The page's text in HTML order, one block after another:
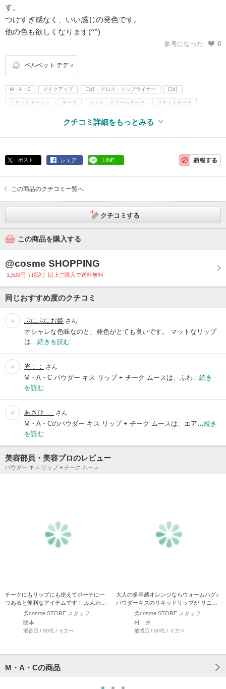
す。
つけすぎ感なく、いい感じの発色です。
他の色も欲しくなります(^^)
参考になった 0
ベルベット テディ
M・A・C メイクアップ 口紅・グロス・リップライナー 口紅
リキッドルージュ チーク ジェル・クリームチーク リキッドチーク
クチコミ詳細をもっとみる
ポスト シェア LINE
この商品のクチコミ一覧へ
クチコミする
この商品を購入する
@cosme SHOPPING
1,500円（税込）以上ご購入で送料無料
同じおすすめ度のクチコミ
ぷにぷにお姫 さん
オシャレな色味なのと、発色がとても良いです。 マットなリップ
は… 続きを読む
光：： さん
M・A・C パウダー キス リップ + チーク ムースは、ふわ… 続き
を読む
あさひ＿_ さん
M・A・Cのパウダー キス リップ + チーク ムースは、エア… 続き
を読む
美容部員・美容プロのレビュー
パウダー キス リップ + チーク ムース
チークにもリップにも使えてポーチに一
つあると便利なアイテムです！ ふんわり
マットでムラなくつき使い…
@cosme STORE スタッフ
阪本
混合肌 / 30代 / イエベ
大人の多幸感オレンジならウォームハグ♪
パウダーキスのリキッドリップが リニュ
ーアルしてチークに…
@cosme STORE スタッフ
村 井
敏感肌 / 30代 / イエベ
M・A・Cの商品